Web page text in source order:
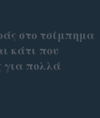
στο τσίμπημα
κάτι που
για πολλά